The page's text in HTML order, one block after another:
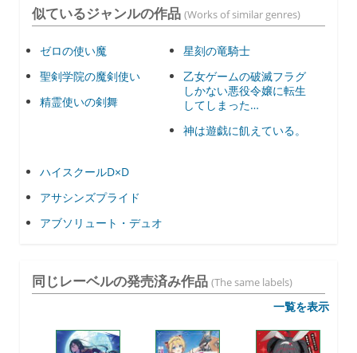
似ているジャンルの作品 (Works of similar genres)
ゼロの使い魔
聖剣学院の魔剣使い
精霊使いの剣舞
星刻の竜騎士
乙女ゲームの破滅フラグ
しかない悪役令嬢に転生
してしまった…
神は遊戯に飢えている。
ハイスクールD×D
アサシンズプライド
アブソリュート・デュオ
同じレーベルの発売済み作品 (The same labels)
一覧を表示